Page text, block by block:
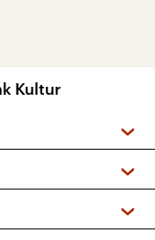
Kultur